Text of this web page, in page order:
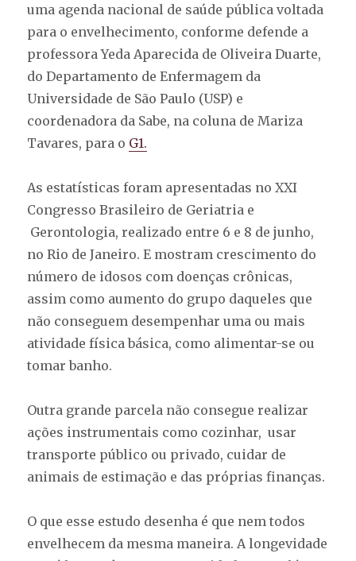
uma agenda nacional de saúde pública voltada
para o envelhecimento, conforme defende a
professora Yeda Aparecida de Oliveira Duarte,
do Departamento de Enfermagem da
Universidade de São Paulo (USP) e
coordenadora da Sabe, na coluna de Mariza
Tavares, para o G1.
As estatísticas foram apresentadas no XXI
Congresso Brasileiro de Geriatria e
Gerontologia, realizado entre 6 e 8 de junho,
no Rio de Janeiro. E mostram crescimento do
número de idosos com doenças crônicas,
assim como aumento do grupo daqueles que
não conseguem desempenhar uma ou mais
atividade física básica, como alimentar-se ou
tomar banho.
Outra grande parcela não consegue realizar
ações instrumentais como cozinhar, usar
transporte público ou privado, cuidar de
animais de estimação e das próprias finanças.
O que esse estudo desenha é que nem todos
envelhecem da mesma maneira. A longevidade